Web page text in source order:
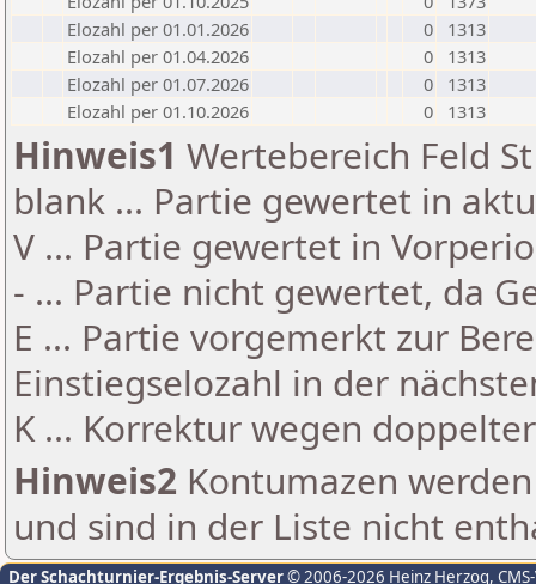
Elozahl per 01.01.2026
0
1313
Elozahl per 01.04.2026
0
1313
Elozahl per 01.07.2026
0
1313
Elozahl per 01.10.2026
0 1313
Hinweis1 Wertebereich Feld
blank ... Partie gewertet in
V ... Partie gewertet in
- ... Partie nicht gewertet, da
E ... Partie vorgemerkt zur
Einstiegselozahl in der
K ... Korrektur wegen
Hinweis2 Kontumazen
und sind in der Liste nicht
Der Schachturnier-Ergebnis-Server© 2006-2026 Heinz Herzog,